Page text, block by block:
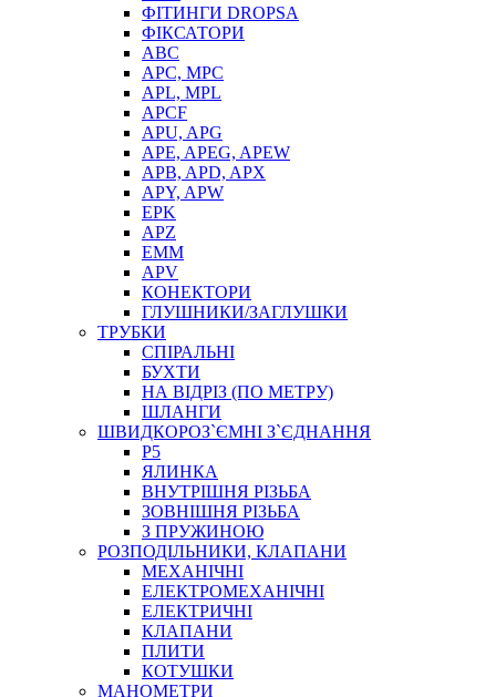
ФІТИНГИ DROPSA
ФІКСАТОРИ
ABC
APC, MPC
APL, MPL
APCF
APU, APG
APE, APEG, APEW
APB, APD, APX
APY, APW
EPK
APZ
EMM
APV
КОНЕКТОРИ
ГЛУШНИКИ/ЗАГЛУШКИ
ТРУБКИ
СПІРАЛЬНІ
БУХТИ
НА ВІДРІЗ (ПО МЕТРУ)
ШЛАНГИ
ШВИДКОРОЗ`ЄМНІ З`ЄДНАННЯ
P5
ЯЛИНКА
ВНУТРІШНЯ РІЗЬБА
ЗОВНІШНЯ РІЗЬБА
З ПРУЖИНОЮ
РОЗПОДІЛЬНИКИ, КЛАПАНИ
МЕХАНІЧНІ
ЕЛЕКТРОМЕХАНІЧНІ
ЕЛЕКТРИЧНІ
КЛАПАНИ
ПЛИТИ
КОТУШКИ
МАНОМЕТРИ